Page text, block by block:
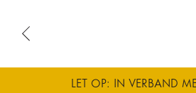
LET OP: IN VERBAND